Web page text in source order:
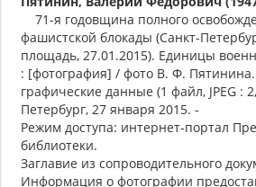
71-я годовщина полного
фашистской блокады (Санкт-
площадь, 27.01.2015). Единицы
: [фотография] / фото В. Ф.
графические данные (1 файл, JPEG :
Петербург, 27 января 2015. -
Режим доступа: интернет-портал
библиотеки.
Заглавие из сопроводительного
Информация о фотографии